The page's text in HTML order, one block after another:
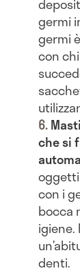
germi
germi
con
che si
con i
bocca
igiene.
denti.